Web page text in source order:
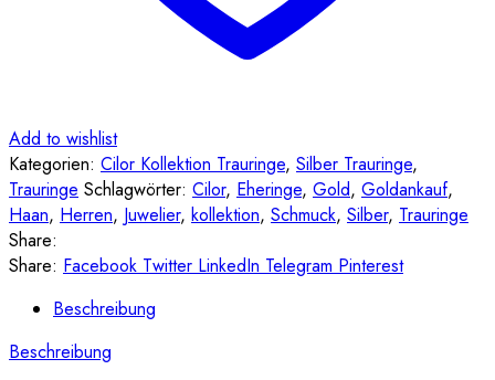
Add to wishlist
Kategorien: Cilor Kollektion Trauringe, Silber Trauringe,
Trauringe Schlagwörter: Cilor, Eheringe, Gold, Goldankauf,
Haan, Herren, Juwelier, kollektion, Schmuck, Silber, Trauringe
Share:
Share: Facebook Twitter LinkedIn Telegram Pinterest
Beschreibung
Beschreibung